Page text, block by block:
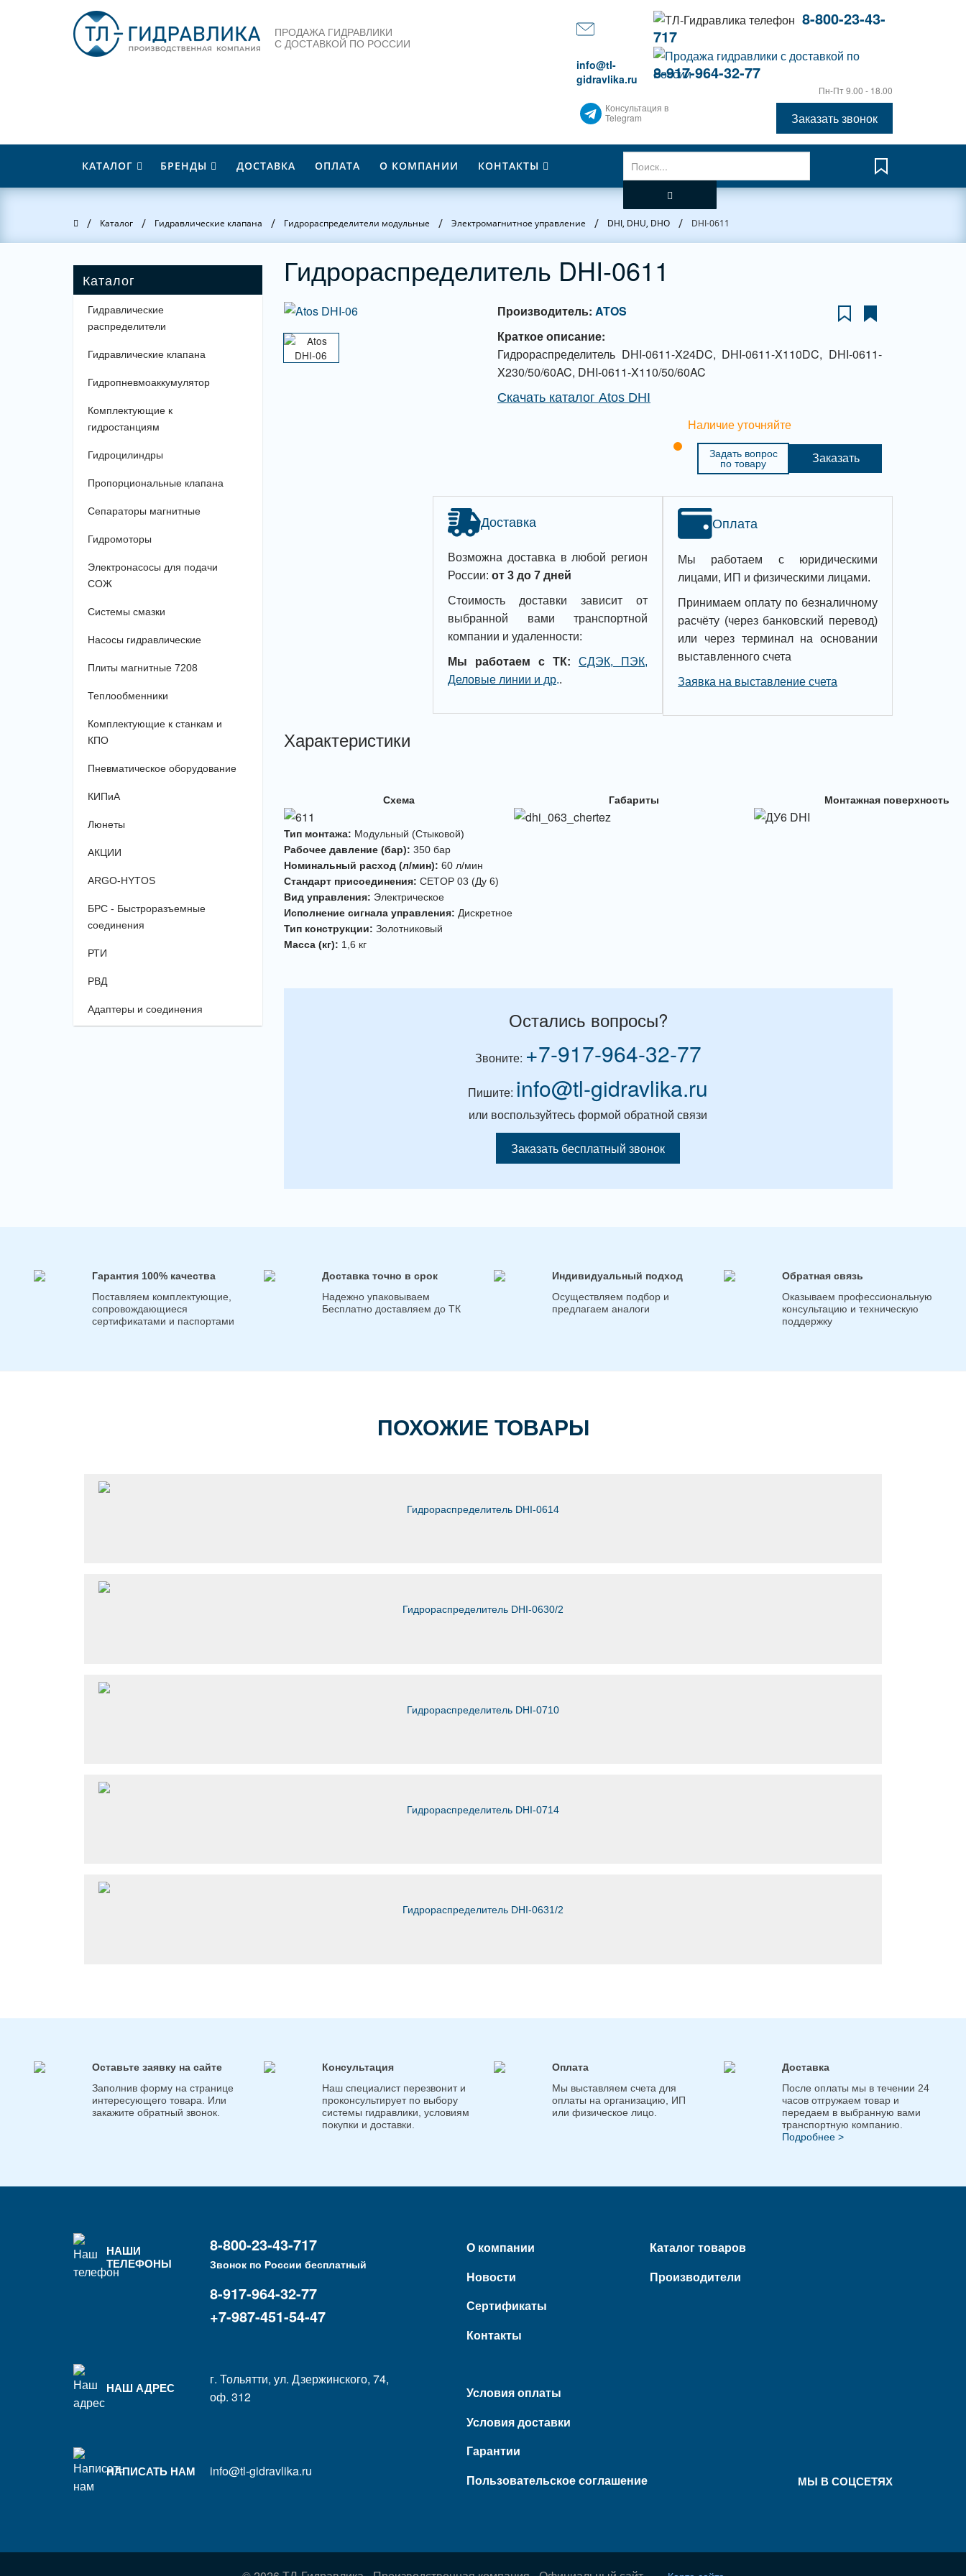
ПРОДАЖА ГИДРАВЛИКИ
С ДОСТАВКОЙ ПО РОССИИ
info@tl-
gidravlika.ru
8-800-23-43-
717
8-917-964-32-77
Пн-Пт 9.00 - 18.00
Консультация в
Telegram
Заказать звонок
КАТАЛОГ БРЕНДЫ ДОСТАВКА ОПЛАТА О КОМПАНИИ КОНТАКТЫ
Главная
/ Каталог / Гидравлические клапана / Гидрораспределители модульные / Электромагнитное управление / DHI, DHU, DHO / DHI-0611
Гидравлические
распределители
Гидравлические клапана
Гидропневмоаккумулятор
Комплектующие к
гидростанциям
Гидроцилиндры
Пропорциональные клапана
Сепараторы магнитные
Гидромоторы
Электронасосы для подачи
СОЖ
Системы смазки
Насосы гидравлические
Плиты магнитные 7208
Теплообменники
Комплектующие к станкам и
КПО
Пневматическое оборудование
КИПиА
Люнеты
АКЦИИ
ARGO-HYTOS
БРС - Быстроразъемные
соединения
РТИ
РВД
Адаптеры и соединения
Гидрораспределитель DHI-0611
Производитель: ATOS
Краткое описание:
Гидрораспределитель DHI-0611-X24DC, DHI-0611-X110DC, DHI-0611-
X230/50/60AC, DHI-0611-X110/50/60AC
Скачать каталог Atos DHI
Наличие уточняйте
Задать вопрос
по товару
Заказать
Оплата
Мы работаем с юридическими
лицами, ИП и физическими лицами.
Принимаем оплату по безналичному
расчёту (через банковский перевод)
или через терминал на основании
выставленного счета
Заявка на выставление счета
Доставка
Возможна доставка в любой регион
России: от 3 до 7 дней
Стоимость доставки зависит от
выбранной вами транспортной
компании и удаленности:
Мы работаем с ТК:
СДЭК, ПЭК,
Деловые линии и др..
Характеристики
Схема Габариты Монтажная поверхность
Тип монтажа: Модульный (Стыковой)
Рабочее давление (бар): 350 бар
Номинальный расход (л/мин): 60 л/мин
Стандарт присоединения: CETOP 03 (Ду 6)
Вид управления: Электрическое
Исполнение сигнала управления: Дискретное
Тип конструкции: Золотниковый
Масса (кг): 1,6 кг
Остались вопросы?
Звоните: +7-917-964-32-77
Пишите: info@tl-gidravlika.ru
или воспользуйтесь формой обратной связи
Заказать бесплатный звонок
Гарантия 100% качества
Поставляем комплектующие,
сопровождающиеся
сертификатами и паспортами
Доставка точно в срок
Надежно упаковываем
Бесплатно доставляем до ТК
Индивидуальный подход
Осуществляем подбор и
предлагаем аналоги
Обратная связь
Оказываем профессиональную
консультацию и техническую
поддержку
ПОХОЖИЕ ТОВАРЫ
Гидрораспределитель DHI-0614
Гидрораспределитель DHI-0630/2
Гидрораспределитель DHI-0710
Гидрораспределитель DHI-0714
Гидрораспределитель DHI-0631/2
Оставьте заявку на сайте
Заполнив форму на странице
интересующего товара. Или
закажите обратный звонок.
Консультация
Наш специалист перезвонит и
проконсультирует по выбору
системы гидравлики, условиям
покупки и доставки.
Оплата
Мы выставляем счета для
оплаты на организацию, ИП
или физическое лицо.
Доставка
После оплаты мы в течении 24
часов отгружаем товар и
передаем в выбранную вами
транспортную компанию.
Подробнее >
НАШИ
ТЕЛЕФОНЫ
8-800-23-43-717
Звонок по России бесплатный
8-917-964-32-77
+7-987-451-54-47
НАШ АДРЕС
г. Тольятти, ул. Дзержинского, 74,
оф. 312
НАПИСАТЬ НАМ info@tl-gidravlika.ru
О компании
Новости
Сертификаты
Контакты
Условия оплаты
Условия доставки
Гарантии
Пользовательское соглашение
Каталог товаров
Производители
МЫ В СОЦСЕТЯХ